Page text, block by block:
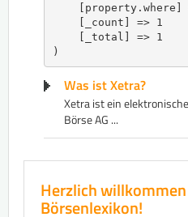
[property.where]
    [_count] => 1
    [_total] => 1
Was ist Xetra?
Xetra ist ein
Börse AG ...
Herzlich
Börsenlexikon!